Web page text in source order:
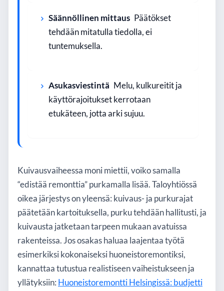
Säännöllinen mittaus Päätökset
tehdään mitatulla tiedolla, ei
tuntemuksella.
Asukasviestintä Melu, kulkureitit ja
käyttörajoitukset kerrotaan
etukäteen, jotta arki sujuu.
Kuivausvaiheessa moni miettii, voiko samalla
“edistää remonttia” purkamalla lisää. Taloyhtiössä
oikea järjestys on yleensä: kuivaus- ja purkurajat
päätetään kartoituksella, purku tehdään hallitusti, ja
kuivausta jatketaan tarpeen mukaan avatuissa
rakenteissa. Jos osakas haluaa laajentaa työtä
esimerkiksi kokonaiseksi huoneistoremontiksi,
kannattaa tutustua realistiseen vaiheistukseen ja
yllätyksiin: Huoneistoremontti Helsingissä: budjetti